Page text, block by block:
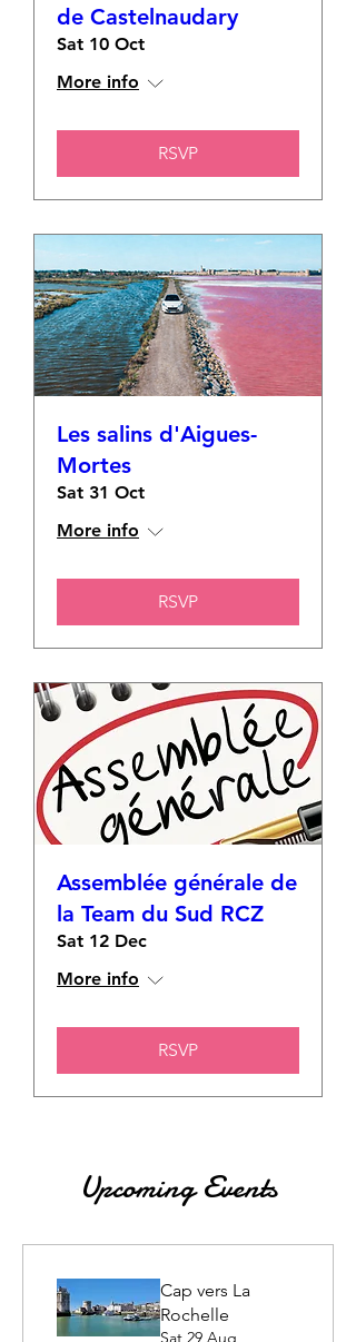
de Castelnaudary
Sat 10 Oct
More info
RSVP
Les salins d'Aigues-
Mortes
Sat 31 Oct
More info
RSVP
Assemblée générale de
la Team du Sud RCZ
Sat 12 Dec
More info
RSVP
Upcoming Events
Cap vers La
Rochelle
Sat 29 Aug